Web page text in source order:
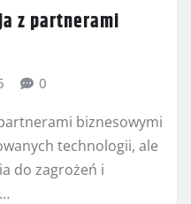
z partnerami
0
biznesowymi
technologii, ale
do zagrożeń i